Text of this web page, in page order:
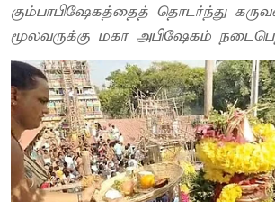
கும்பாபிஷேகத்தைத் தொடர்ந்து
மூலவருக்கு மகா அபிஷேகம்